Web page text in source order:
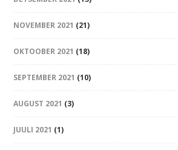
NOVEMBER 2021 (21)
OKTOOBER 2021 (18)
SEPTEMBER 2021 (10)
AUGUST 2021 (3)
JUULI 2021 (1)